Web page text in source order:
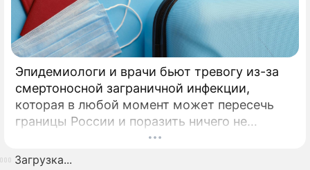
Эпидемиологи и врачи бьют тревогу из-за
смертоносной заграничной инфекции,
которая в любой момент может пересечь
границы России и поразить ничего не
подозревающих граждан. Россию
предупредили о реальной и крайне опасной
Загрузка...